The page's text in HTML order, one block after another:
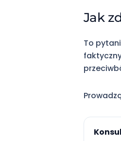
Jak
To